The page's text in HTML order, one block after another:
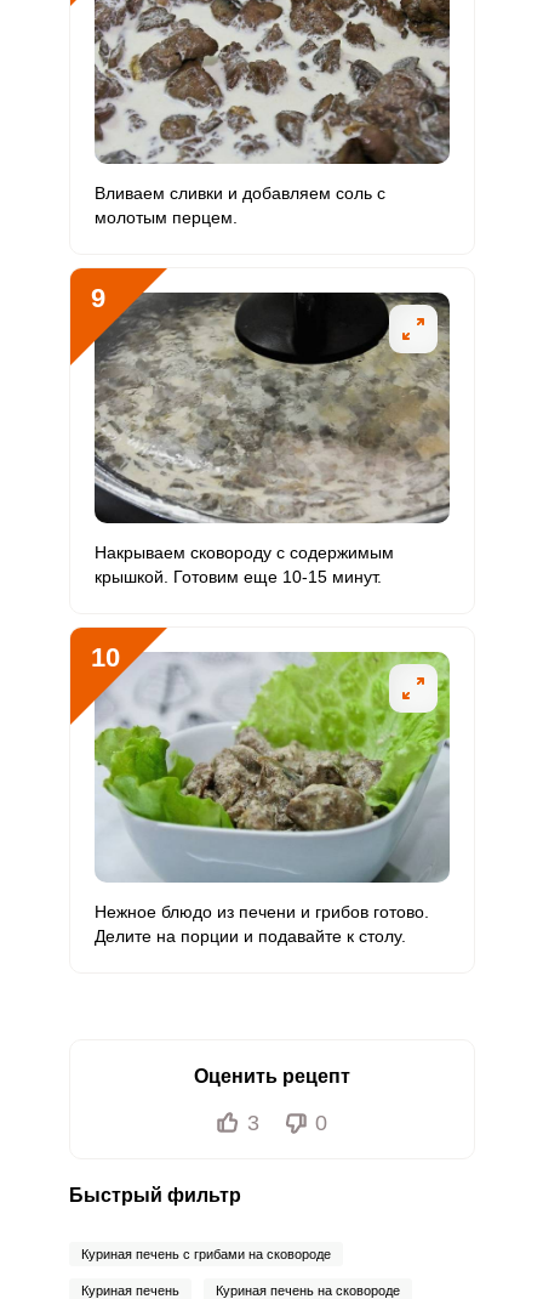
Вливаем сливки и добавляем соль с
молотым перцем.
9
Накрываем сковороду с содержимым
крышкой. Готовим еще 10-15 минут.
10
Нежное блюдо из печени и грибов готово.
Делите на порции и подавайте к столу.
Оценить рецепт
3 0
Быстрый фильтр
Куриная печень с грибами на сковороде
Куриная печень Куриная печень на сковороде